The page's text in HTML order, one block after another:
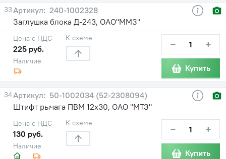
33
240-1002328
Заглушка блока Д-243, ОАО"ММЗ"
Наличие
Цена с НДС
225 руб.
К схеме − +
Купить
34
50-1002034 (52-2308094)
Штифт рычага ПВМ 12х30, ОАО "МТЗ"
Наличие
Цена с НДС
130 руб.
К схеме − +
Купить